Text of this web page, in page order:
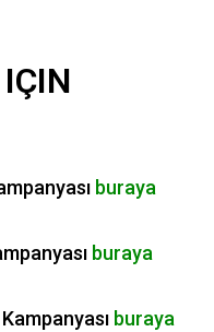
buraya
buraya
buraya